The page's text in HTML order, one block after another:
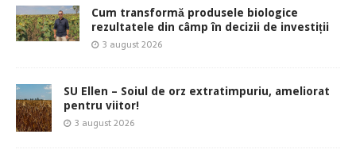
Cum transformă produsele biologice
rezultatele din câmp în decizii de investiții
3 august 2026
SU Ellen – Soiul de orz extratimpuriu, ameliorat
pentru viitor!
3 august 2026